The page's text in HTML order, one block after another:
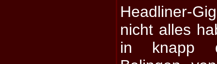
Headliner-
nicht alles
in knapp